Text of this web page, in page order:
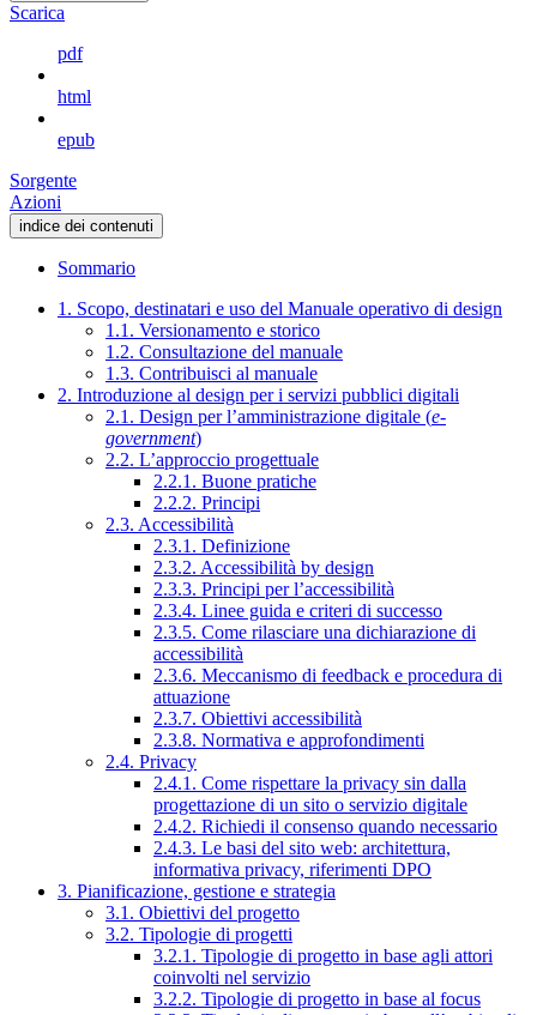
Scarica
pdf
html
epub
Sorgente
Azioni
indice dei contenuti
Sommario
1. Scopo, destinatari e uso del Manuale operativo di design
1.1. Versionamento e storico
1.2. Consultazione del manuale
1.3. Contribuisci al manuale
2. Introduzione al design per i servizi pubblici digitali
2.1. Design per l’amministrazione digitale (e-
government)
2.2. L’approccio progettuale
2.2.1. Buone pratiche
2.2.2. Principi
2.3. Accessibilità
2.3.1. Definizione
2.3.2. Accessibilità by design
2.3.3. Principi per l’accessibilità
2.3.4. Linee guida e criteri di successo
2.3.5. Come rilasciare una dichiarazione di
accessibilità
2.3.6. Meccanismo di feedback e procedura di
attuazione
2.3.7. Obiettivi accessibilità
2.3.8. Normativa e approfondimenti
2.4. Privacy
2.4.1. Come rispettare la privacy sin dalla
progettazione di un sito o servizio digitale
2.4.2. Richiedi il consenso quando necessario
2.4.3. Le basi del sito web: architettura,
informativa privacy, riferimenti DPO
3. Pianificazione, gestione e strategia
3.1. Obiettivi del progetto
3.2. Tipologie di progetti
3.2.1. Tipologie di progetto in base agli attori
coinvolti nel servizio
3.2.2. Tipologie di progetto in base al focus